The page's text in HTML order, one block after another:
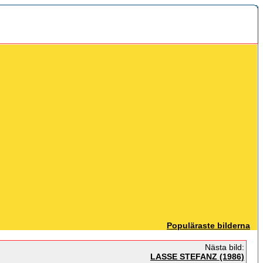
Populäraste bilderna
Nästa bild:
LASSE STEFANZ (1986)